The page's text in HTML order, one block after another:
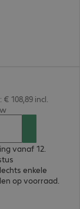
108,89 incl.
vanaf 12.
enkele
op voorraad.